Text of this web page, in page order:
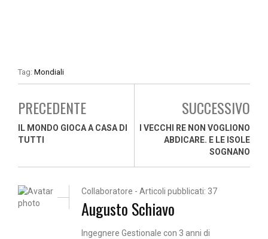
Tag: Mondiali
PRECEDENTE
IL MONDO GIOCA A CASA DI
TUTTI
SUCCESSIVO
I VECCHI RE NON VOGLIONO
ABDICARE. E LE ISOLE
SOGNANO
Collaboratore - Articoli pubblicati: 37
Augusto Schiavo
Ingegnere Gestionale con 3 anni di